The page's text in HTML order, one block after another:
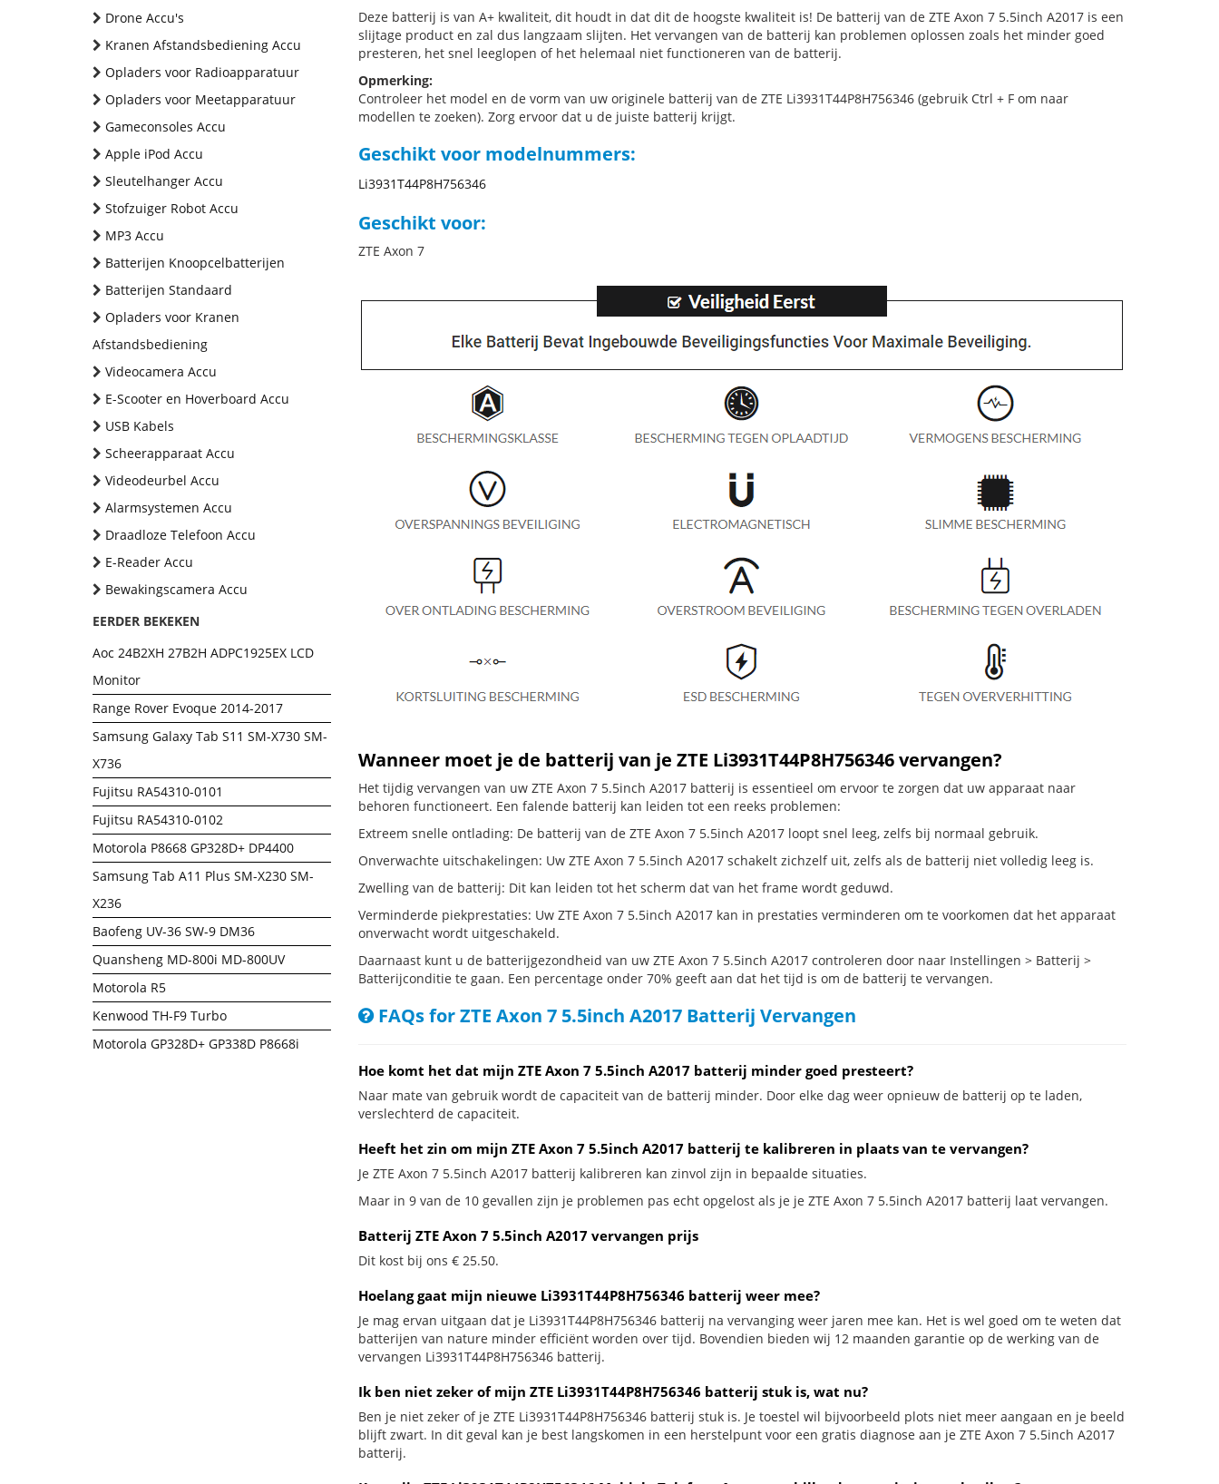
Drone Accu's
Kranen Afstandsbediening Accu
Opladers voor Radioapparatuur
Opladers voor Meetapparatuur
Gameconsoles Accu
Apple iPod Accu
Sleutelhanger Accu
Stofzuiger Robot Accu
MP3 Accu
Batterijen Knoopcelbatterijen
Batterijen Standaard
Opladers voor Kranen
Afstandsbediening
Videocamera Accu
E-Scooter en Hoverboard Accu
USB Kabels
Scheerapparaat Accu
Videodeurbel Accu
Alarmsystemen Accu
Draadloze Telefoon Accu
E-Reader Accu
Bewakingscamera Accu
EERDER BEKEKEN
Aoc 24B2XH 27B2H ADPC1925EX LCD
Monitor
Range Rover Evoque 2014-2017
Samsung Galaxy Tab S11 SM-X730 SM-
X736
Fujitsu RA54310-0101
Fujitsu RA54310-0102
Motorola P8668 GP328D+ DP4400
Samsung Tab A11 Plus SM-X230 SM-
X236
Baofeng UV-36 SW-9 DM36
Quansheng MD-800i MD-800UV
Motorola R5
Kenwood TH-F9 Turbo
Motorola GP328D+ GP338D P8668i
Deze batterij is van A+ kwaliteit, dit houdt in dat dit de hoogste kwaliteit is! De batterij van de ZTE Axon 7 5.5inch A2017 is een
slijtage product en zal dus langzaam slijten. Het vervangen van de batterij kan problemen oplossen zoals het minder goed
presteren, het snel leeglopen of het helemaal niet functioneren van de batterij.
Opmerking:
Controleer het model en de vorm van uw originele batterij van de ZTE Li3931T44P8H756346 (gebruik Ctrl + F om naar
modellen te zoeken). Zorg ervoor dat u de juiste batterij krijgt.
Geschikt voor modelnummers:
Li3931T44P8H756346
Geschikt voor:
ZTE Axon 7
Wanneer moet je de batterij van je ZTE Li3931T44P8H756346 vervangen?
Het tijdig vervangen van uw ZTE Axon 7 5.5inch A2017 batterij is essentieel om ervoor te zorgen dat uw apparaat naar
behoren functioneert. Een falende batterij kan leiden tot een reeks problemen:
Extreem snelle ontlading: De batterij van de ZTE Axon 7 5.5inch A2017 loopt snel leeg, zelfs bij normaal gebruik.
Onverwachte uitschakelingen: Uw ZTE Axon 7 5.5inch A2017 schakelt zichzelf uit, zelfs als de batterij niet volledig leeg is.
Zwelling van de batterij: Dit kan leiden tot het scherm dat van het frame wordt geduwd.
Verminderde piekprestaties: Uw ZTE Axon 7 5.5inch A2017 kan in prestaties verminderen om te voorkomen dat het apparaat
onverwacht wordt uitgeschakeld.
Daarnaast kunt u de batterijgezondheid van uw ZTE Axon 7 5.5inch A2017 controleren door naar Instellingen > Batterij >
Batterijconditie te gaan. Een percentage onder 70% geeft aan dat het tijd is om de batterij te vervangen.
FAQs for ZTE Axon 7 5.5inch A2017 Batterij Vervangen
Hoe komt het dat mijn ZTE Axon 7 5.5inch A2017 batterij minder goed presteert?
Naar mate van gebruik wordt de capaciteit van de batterij minder. Door elke dag weer opnieuw de batterij op te laden,
verslechterd de capaciteit.
Heeft het zin om mijn ZTE Axon 7 5.5inch A2017 batterij te kalibreren in plaats van te vervangen?
Je ZTE Axon 7 5.5inch A2017 batterij kalibreren kan zinvol zijn in bepaalde situaties.
Maar in 9 van de 10 gevallen zijn je problemen pas echt opgelost als je je ZTE Axon 7 5.5inch A2017 batterij laat vervangen.
Batterij ZTE Axon 7 5.5inch A2017 vervangen prijs
Dit kost bij ons € 25.50.
Hoelang gaat mijn nieuwe Li3931T44P8H756346 batterij weer mee?
Je mag ervan uitgaan dat je Li3931T44P8H756346 batterij na vervanging weer jaren mee kan. Het is wel goed om te weten dat
batterijen van nature minder efficiënt worden over tijd. Bovendien bieden wij 12 maanden garantie op de werking van de
vervangen Li3931T44P8H756346 batterij.
Ik ben niet zeker of mijn ZTE Li3931T44P8H756346 batterij stuk is, wat nu?
Ben je niet zeker of je ZTE Li3931T44P8H756346 batterij stuk is. Je toestel wil bijvoorbeeld plots niet meer aangaan en je beeld
blijft zwart. In dit geval kan je best langskomen in een herstelpunt voor een gratis diagnose aan je ZTE Axon 7 5.5inch A2017
batterij.